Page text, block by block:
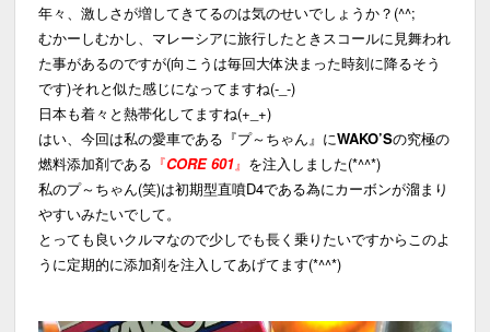
年々、激しさが増してきてるのは気のせいでしょうか？(^^;
むかーしむかし、マレーシアに旅行したときスコールに見舞われ
た事があるのですが(向こうは毎回大体決まった時刻に降るそう
です)それと似た感じになってますね(-_-)
日本も着々と熱帯化してますね(+_+)
はい、今回は私の愛車である『プ～ちゃん』にWAKO’Sの究極の
燃料添加剤である 『CORE 601』 を注入しました(*^^*)
私のプ～ちゃん(笑)は初期型直噴D4である為にカーボンが溜まり
やすいみたいでして。
とっても良いクルマなので少しでも長く乗りたいですからこのよ
うに定期的に添加剤を注入してあげてます(*^^*)